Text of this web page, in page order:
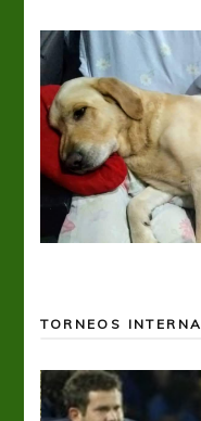
TORNEOS